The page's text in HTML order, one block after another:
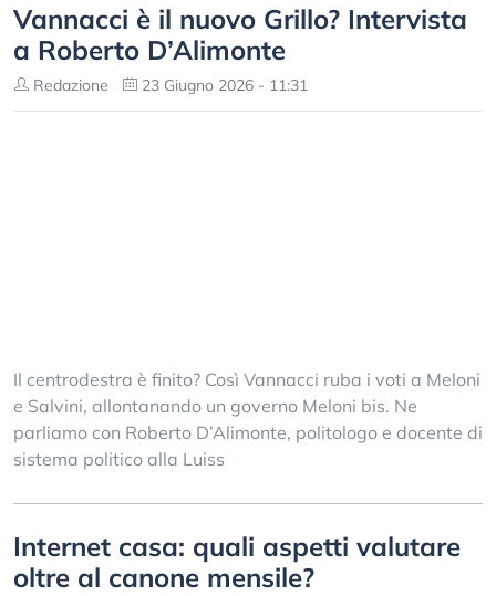
Vannacci è il nuovo Grillo? Intervista
a Roberto D’Alimonte
Redazione 23 Giugno 2026 - 11:31
Il centrodestra è finito? Così Vannacci ruba i voti a Meloni
e Salvini, allontanando un governo Meloni bis. Ne
parliamo con Roberto D’Alimonte, politologo e docente di
sistema politico alla Luiss
Internet casa: quali aspetti valutare
oltre al canone mensile?